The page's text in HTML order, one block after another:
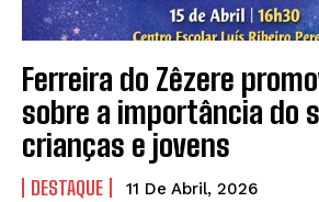
Ferreira do Zêzere
sobre a importância do
crianças e jovens
DESTAQUE 11 De Abril, 2026